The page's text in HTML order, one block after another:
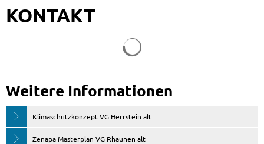
KONTAKT
Weitere Informationen
Klimaschutzkonzept VG Herrstein alt
Zenapa Masterplan VG Rhaunen alt